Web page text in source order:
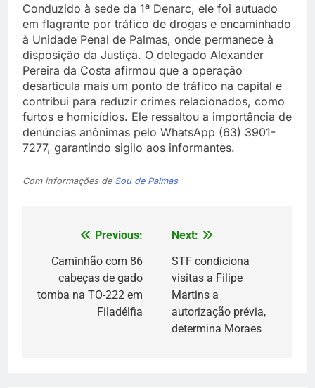
Conduzido à sede da 1ª Denarc, ele foi autuado
em flagrante por tráfico de drogas e encaminhado
à Unidade Penal de Palmas, onde permanece à
disposição da Justiça. O delegado Alexander
Pereira da Costa afirmou que a operação
desarticula mais um ponto de tráfico na capital e
contribui para reduzir crimes relacionados, como
furtos e homicídios. Ele ressaltou a importância de
denúncias anônimas pelo WhatsApp (63) 3901-
7277, garantindo sigilo aos informantes.
Com informações de Sou de Palmas
Navegação
de
Post
Previous:
Caminhão com 86
cabeças de gado
tomba na TO-222 em
Filadélfia
Next:
STF condiciona
visitas a Filipe
Martins a
autorização prévia,
determina Moraes